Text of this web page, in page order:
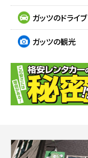
ガッツのドライブ
ガッツの観光